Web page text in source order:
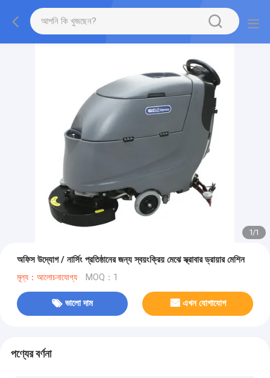
1/1
অফিস উদ্যোগ / নার্সিং প্রতিষ্ঠানের জন্য স্বয়ংক্রিয় মেঝে স্ক্রাবার ড্রায়ার মেশিন
মূল্য：আলোচনাযোগ্য MOQ：1
ভালো দাম এখন যোগাযোগ
পণ্যের বর্ণনা